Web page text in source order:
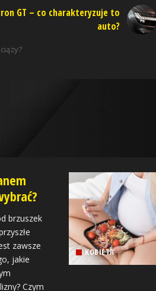
GT – co charakteryzuje to
auto?
brzuszek
zawsze
jakie
Czym
KOBIETA